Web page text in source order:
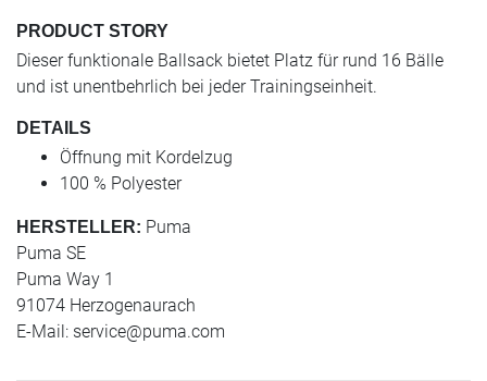
PRODUCT STORY
Dieser funktionale Ballsack bietet Platz für rund 16 Bälle
und ist unentbehrlich bei jeder Trainingseinheit.
DETAILS
Öffnung mit Kordelzug
100 % Polyester
HERSTELLER: Puma
Puma SE
Puma Way 1
91074 Herzogenaurach
E-Mail: service@puma.com